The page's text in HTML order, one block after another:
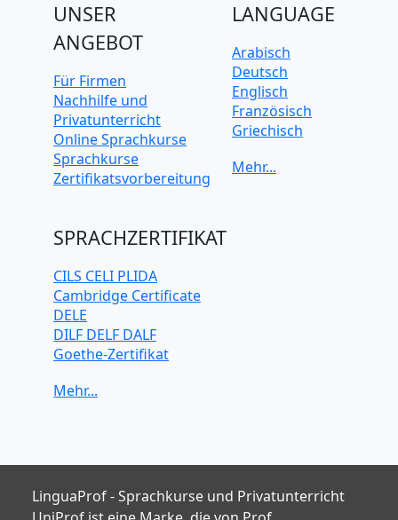
UNSER
ANGEBOT
Für Firmen
Nachhilfe und
Privatunterricht
Online Sprachkurse
Sprachkurse
Zertifikatsvorbereitung
LANGUAGE
Arabisch
Deutsch
Englisch
Französisch
Griechisch
Japanisch
SPRACHZERTIFIKAT
CILS CELI PLIDA
Cambridge Certificate
DELE
DILF DELF DALF
Goethe-Zertifikat
TELC
LinguaProf - Sprachkurse und Privatunterricht